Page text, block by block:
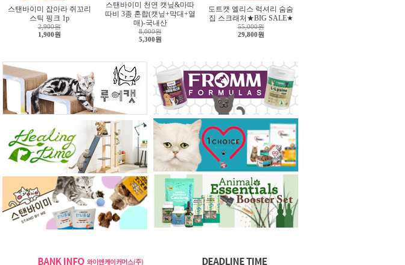
스탠바이미 잡아라 쥐꼬리
스틱 핑크 1p
2,900원
1,900원
스탠바이미 천연 캣닢&마따
따비 3종 혼합(캣닢+막대+열
매)-국내산
8,000원
5,300원
도트캣 엘리스 럭셔리 숨숨
집 스크래처★BIG SALE★
55,000원
29,800원